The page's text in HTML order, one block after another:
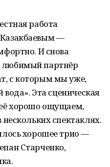
работа
—
И снова
партнёр
с которым мы уже,
вода». Эта сценическая
хорошо ощущаем,
спектаклях.
хорошее трио —
Старченко,